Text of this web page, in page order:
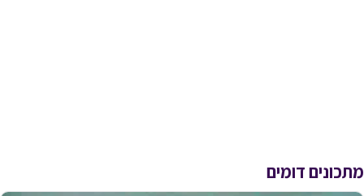
מתכונים דומים